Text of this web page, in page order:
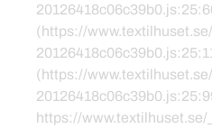
(https://
(https://
https://